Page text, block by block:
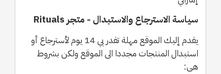
سياسة الاسترجاع والاستبدال - متجر Rituals
يقدم إليك الموقع مهلة تقدر بي 14 يوم لأسترجاع أو
استبدال المنتجات مجددا الى الموقع ولكن بشروط
هى: